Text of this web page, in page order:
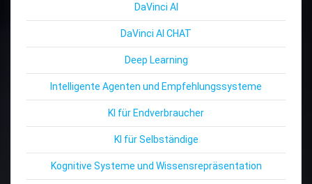
DaVinci AI
DaVinci AI CHAT
Deep Learning
Intelligente Agenten und Empfehlungssysteme
KI für Endverbraucher
KI für Selbständige
Kognitive Systeme und Wissensrepräsentation